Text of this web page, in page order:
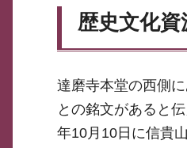
歴史文化
達磨寺本堂の西側
との銘文があると
年10月10日に信貴